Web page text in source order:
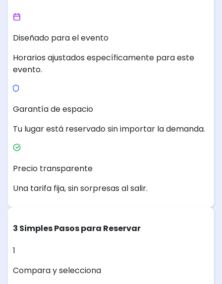
Diseñado para el evento
Horarios ajustados específicamente para este
evento.
Garantía de espacio
Tu lugar está reservado sin importar la demanda.
Precio transparente
Una tarifa fija, sin sorpresas al salir.
3 Simples Pasos para Reservar
1
Compara y selecciona